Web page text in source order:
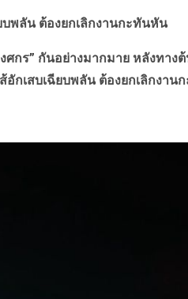
บพลัน ต้องยกเลิกงานกะทันหัน
” กันอย่างมากมาย หลังทางต้
กเสบเฉียบพลัน ต้องยกเลิกงาน